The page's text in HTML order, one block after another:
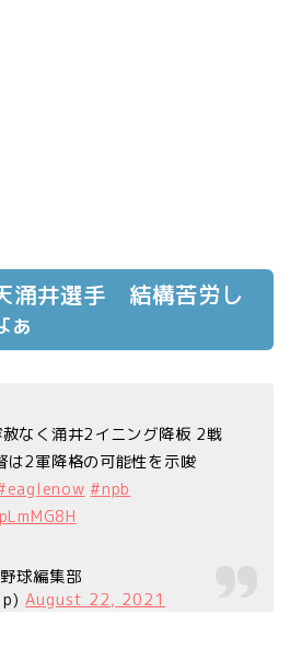
涌井選手 結構苦労し
ぁ
赦なく涌井2イニング降板 2戦
は2軍降格の可能性を示唆
#npb
球編集部
August 22, 2021